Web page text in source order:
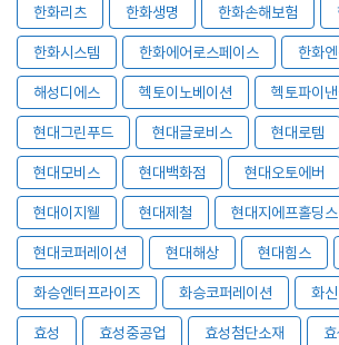
한화리츠 한화생명 한화손해보험
한화시스템 한화에어로스페이스 한화
해성디에스 헥토이노베이션 헥토파이
현대그린푸드 현대글로비스 현대로템
현대모비스 현대백화점 현대오토에버
현대이지웰 현대제철 현대지에프홀딩스
현대코퍼레이션 현대해상 현대힘스
화승엔터프라이즈 화승코퍼레이션 화신
효성 효성중공업 효성첨단소재